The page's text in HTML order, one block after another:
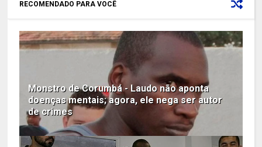
RECOMENDADO PARA VOCÊ
Monstro de Corumbá - Laudo não aponta
doenças mentais; agora, ele nega ser autor
de crimes